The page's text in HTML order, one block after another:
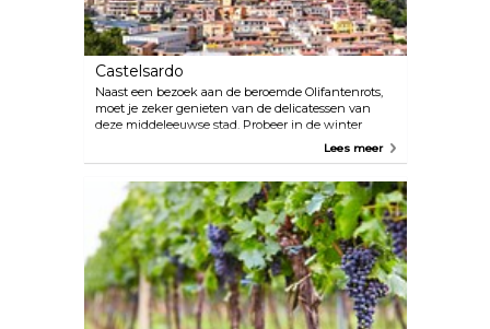
Castelsardo
Naast een bezoek aan de beroemde Olifantenrots,
moet je zeker genieten van de delicatessen van
deze middeleeuwse stad. Probeer in de winter
zeker de seizoensspecialiteit, spaghetti met zee-
noorden van Alghero.
Lees meer